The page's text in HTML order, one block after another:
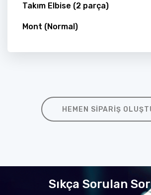
Takım Elbise (2 parça)
Mont (Normal)
HEMEN SIPARIŞ
Sıkça Sorulan